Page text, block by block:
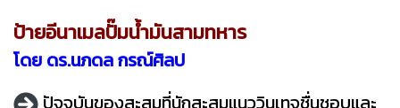
ป้ายอีนาเมลปั๊มน้ำมันสามทหาร
โดย ดร.นภดล กรณ์ศิลป